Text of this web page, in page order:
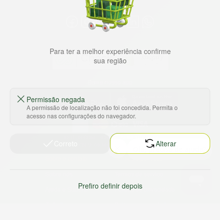
HORTUS COMERCIO DE ALIMENTOS S.A
CNPJ: 09.000.493/0002-15
Ajuda e Suporte
Política de privacidade
Para ter a melhor experiência confirme
sua região
Permissão negada
A permissão de localização não foi concedida. Permita o
acesso nas configurações do navegador.
Alterar
Prefiro definir depois